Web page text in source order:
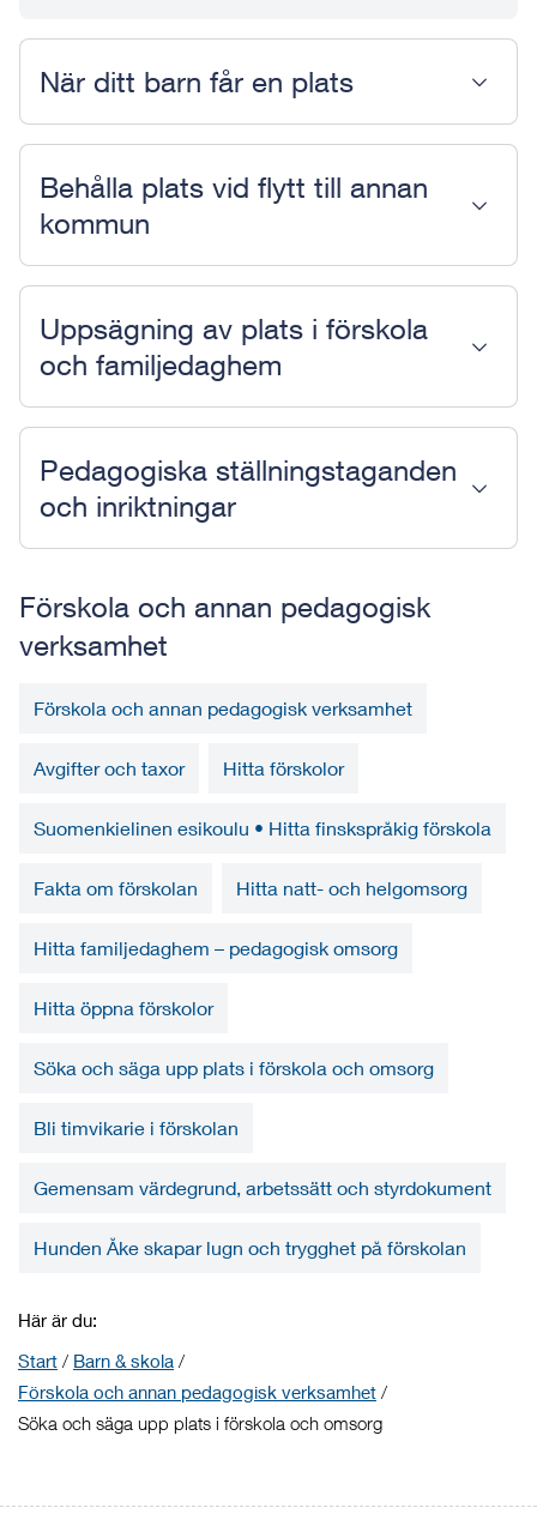
När ditt barn får en plats
Behålla plats vid flytt till annan
kommun
Uppsägning av plats i förskola
och familjedaghem
Pedagogiska ställningstaganden
och inriktningar
Förskola och annan pedagogisk
verksamhet
Förskola och annan pedagogisk verksamhet
Avgifter och taxor Hitta förskolor
Suomenkielinen esikoulu • Hitta finskspråkig förskola
Fakta om förskolan Hitta natt- och helgomsorg
Hitta familjedaghem – pedagogisk omsorg
Hitta öppna förskolor
Söka och säga upp plats i förskola och omsorg
Bli timvikarie i förskolan
Gemensam värdegrund, arbetssätt och styrdokument
Hunden Åke skapar lugn och trygghet på förskolan
Här är du:
Start / Barn & skola /
Förskola och annan pedagogisk verksamhet /
Söka och säga upp plats i förskola och omsorg